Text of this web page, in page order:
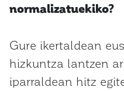
normalizatuekiko?
Gure ikertaldean
hizkuntza lantzen
iparraldean hitz